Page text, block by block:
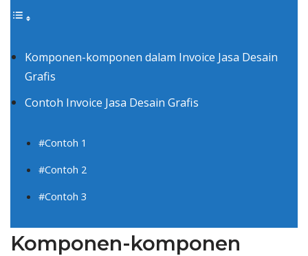
Komponen-komponen dalam Invoice Jasa Desain
Grafis
Contoh Invoice Jasa Desain Grafis
#Contoh 1
#Contoh 2
#Contoh 3
Komponen-komponen